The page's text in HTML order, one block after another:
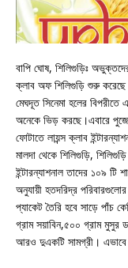
বাপি ঘোষ, শিলিগুড়িঃ
ক্লাব অফ শিলিগুড়ি শুরু
মেঘদূত সিনেমা হলের
অনেকে ভিড় করছে।এবারে
ফোটাতে লায়ন্স ক্লাব
মালদা থেকে শিলিগুড়ি,
ইন্টারন্যাশনাল তাদের ১০৯ টি
অনুযায়ী হতদরিদ্র
প্যাকেট তৈরি হবে সাড়ে পাঁচ
গ্রাম সয়াবিন,৫০০ গ্রাম
আরও দুএকটি সামগ্রী। এভাবে